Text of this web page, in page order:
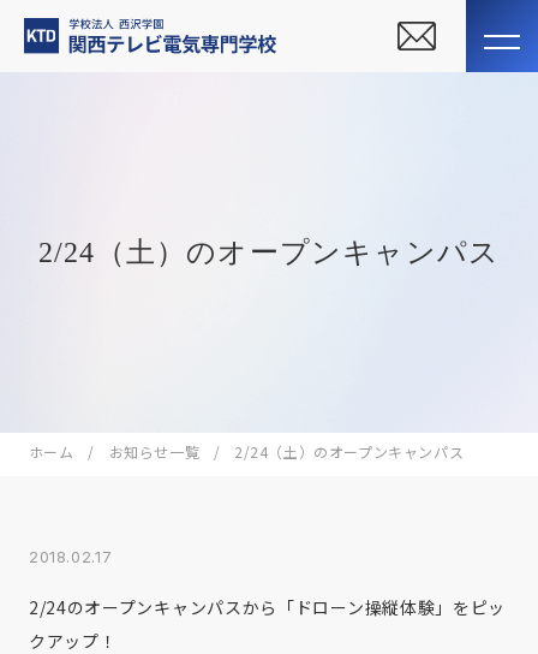
2/24（土）のオープンキャンパス
ホーム お知らせ一覧 2/24（土）のオープンキャンパス
2018.02.17
2/24のオープンキャンパスから「ドローン操縦体験」をピッ
クアップ！